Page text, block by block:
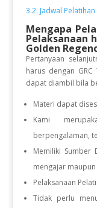
3.2. Jadwal
Mengapa
Pelaksanaan
Golden
Pertanyaan
harus dengan
dapat diambil bila
Materi dapat
Kami
berpengalaman,
Memiliki Sumber
mengajar
Pelaksanaan
Tidak perlu